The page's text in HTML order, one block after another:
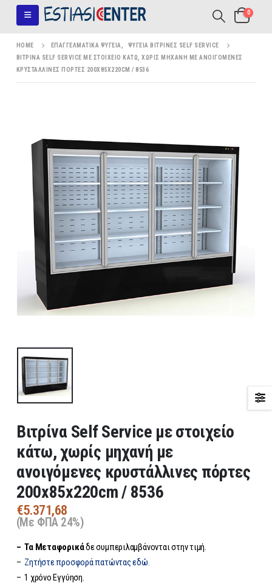
0
HOME ΕΠΑΓΓΕΛΜΑΤΙΚΆ ΨΥΓΕΊΑ
ΨΥΓΕΊΑ ΒΙΤΡΊΝΕΣ SELF SERVICE
ΒΙΤΡΊΝΑ SELF SERVICE ΜΕ ΣΤΟΙΧΕΊΟ ΚΆΤΩ, ΧΩΡΊΣ ΜΗΧΑΝΉ ΜΕ ΑΝΟΙΓΌΜΕΝΕΣ
ΚΡΥΣΤΆΛΛΙΝΕΣ ΠΌΡΤΕΣ 200X85X220CM / 8536
Βιτρίνα Self Service με στοιχείο
κάτω, χωρίς μηχανή με
ανοιγόμενες κρυστάλλινες πόρτες
200x85x220cm / 8536
€5.371,68
(Με ΦΠΑ 24%)
– Τα Μεταφορικάδε συμπεριλαμβάνονται στην τιμή.
– Ζητήστε προσφορά πατώντας εδώ.
– 1 χρόνο Εγγύηση.